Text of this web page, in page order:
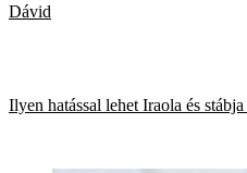
Dávid
Ilyen hatással lehet Iraola és